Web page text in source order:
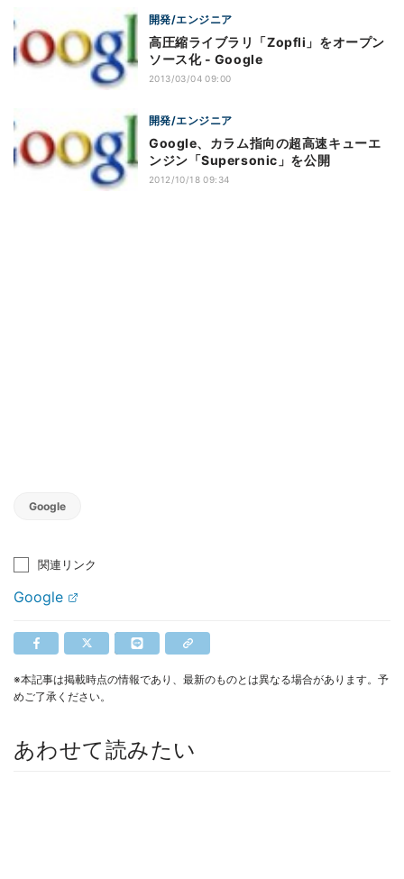
開発/エンジニア
高圧縮ライブラリ「Zopfli」をオープン
ソース化 - Google
2013/03/04 09:00
開発/エンジニア
Google、カラム指向の超高速キューエ
ンジン「Supersonic」を公開
2012/10/18 09:34
Google
関連リンク
Google
※本記事は掲載時点の情報であり、最新のものとは異なる場合があります。予
めご了承ください。
あわせて読みたい